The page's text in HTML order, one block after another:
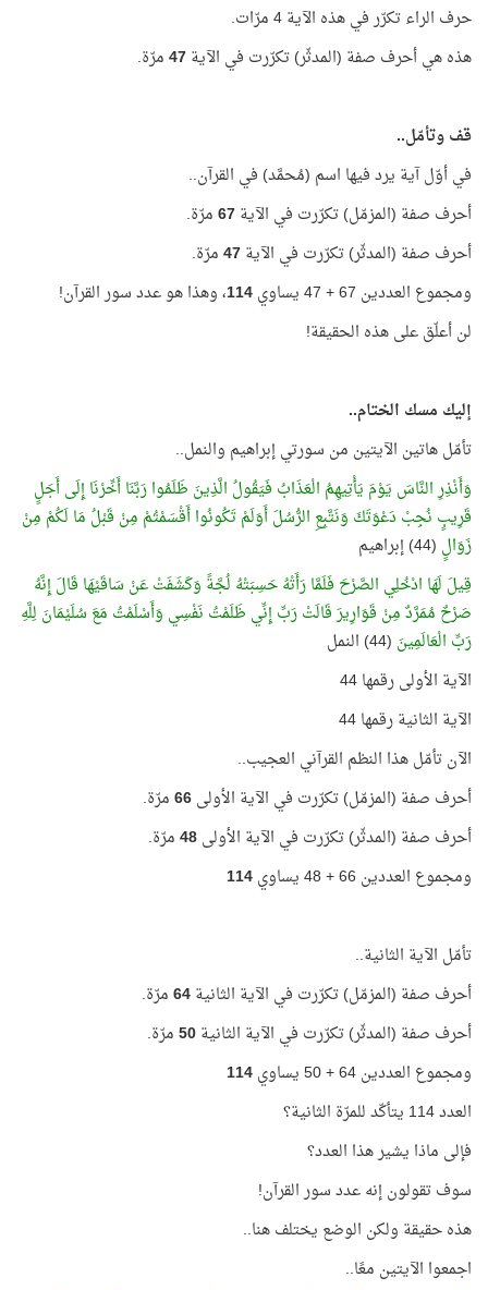
حرف الراء تكرّر في هذه الآية 4 مرّات.
هذه هي أحرف صفة (المدثّر) تكرّرت في الآية47مرّة.
قف وتأمّل..
في أوّل آية يرد فيها اسم (مُحمَّد) في القرآن..
أحرف صفة (المزمّل) تكرّرت في الآية67مرّة.
أحرف صفة (المدثّر) تكرّرت في الآية47مرّة.
ومجموع العددين 67 + 47 يساوي
114، وهذا هو عدد سور القرآن!
لن أعلّق على هذه الحقيقة!
إليك مسك الختام..
تأمّل هاتين الآيتين من سورتي إبراهيم والنمل..
وَأَنْذِرِ النَّاسَ يَوْمَ يَأْتِيهِمُ الْعَذَابُ فَيَقُولُ الَّذِينَ ظَلَمُوا رَبَّنَا أَخِّرْنَا إِلَى أَجَلٍ
قَرِيبٍ نُجِبْ دَعْوَتَكَ وَنَتَّبِعِ الرُّسُلَ أَوَلَمْ تَكُونُوا أَقْسَمْتُمْ مِنْ قَبْلُ مَا لَكُمْ مِنْ
زَوَالٍ (44) إبراهيم
قِيلَ لَهَا ادْخُلِي الصَّرْحَ فَلَمَّا رَأَتْهُ حَسِبَتْهُ لُجَّةً وَكَشَفَتْ عَنْ سَاقَيْهَا قَالَ إِنَّهُ
صَرْحٌ مُمَرَّدٌ مِنْ قَوَارِيرَ قَالَتْ رَبِّ إِنِّي ظَلَمْتُ نَفْسِي وَأَسْلَمْتُ مَعَ سُلَيْمَانَ لِلَّهِ
رَبِّ الْعَالَمِينَ (44) النمل
الآية الأولى رقمها 44
الآية الثانية رقمها 44
الآن تأمّل هذا النظم القرآني العجيب..
أحرف صفة (المزمّل) تكرّرت في الآية الأولى66مرّة.
أحرف صفة (المدثّر) تكرّرت في الآية الأولى48مرّة.
ومجموع العددين 66 + 48 يساوي
114
تأمّل الآية الثانية..
أحرف صفة (المزمّل) تكرّرت في الآية الثانية64مرّة.
أحرف صفة (المدثّر) تكرّرت في الآية الثانية50مرّة.
ومجموع العددين 64 + 50 يساوي
114
العدد 114 يتأكّد للمرّة الثانية؟
فإلى ماذا يشير هذا العدد؟
سوف تقولون إنه عدد سور القرآن!
هذه حقيقة ولكن الوضع يختلف هنا..
اجمعوا الآيتين معًا..